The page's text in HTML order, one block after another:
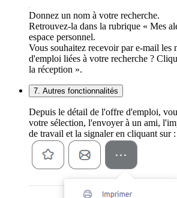
Donnez un nom à votre recherche.
Retrouvez-la dans la rubrique « Mes
espace personnel.
Vous souhaitez recevoir par e-mail les
d'emploi liées à votre recherche ?
la réception ».
7. Autres fonctionnalités
Depuis le détail de l'offre d'emploi,
votre sélection, l'envoyer à un ami,
de travail et la signaler en cliquant sur :